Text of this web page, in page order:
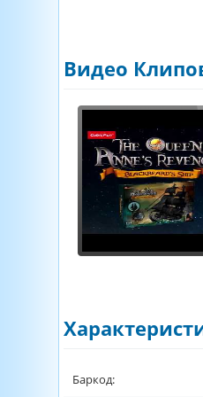
Видео
Баркод: